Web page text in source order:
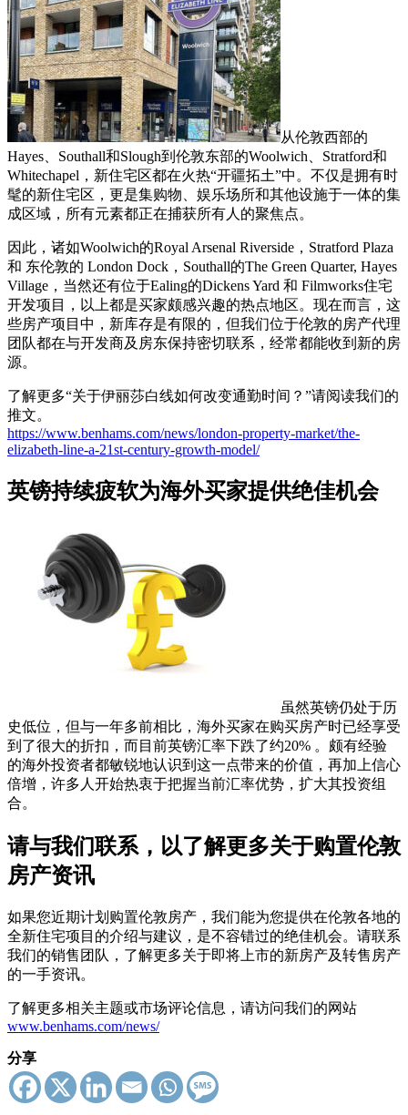
从伦敦西部的
Hayes、Southall和Slough到伦敦东部的Woolwich、Stratford和
Whitechapel，新住宅区都在火热“开疆拓土”中。不仅是拥有时
髦的新住宅区，更是集购物、娱乐场所和其他设施于一体的集
成区域，所有元素都正在捕获所有人的聚焦点。
因此，诸如Woolwich的Royal Arsenal Riverside，Stratford Plaza
和 东伦敦的 London Dock，Southall的The Green Quarter, Hayes
Village，当然还有位于Ealing的Dickens Yard 和 Filmworks住宅
开发项目，以上都是买家颇感兴趣的热点地区。现在而言，这
些房产项目中，新库存是有限的，但我们位于伦敦的房产代理
团队都在与开发商及房东保持密切联系，经常都能收到新的房
源。
了解更多“关于伊丽莎白线如何改变通勤时间？”请阅读我们的
推文。
https://www.benhams.com/news/london-property-market/the-
elizabeth-line-a-21st-century-growth-model/
英镑持续疲软为海外买家提供绝佳机会
虽然英镑仍处于历
史低位，但与一年多前相比，海外买家在购买房产时已经享受
到了很大的折扣，而目前英镑汇率下跌了约20% 。颇有经验
的海外投资者都敏锐地认识到这一点带来的价值，再加上信心
倍增，许多人开始热衷于把握当前汇率优势，扩大其投资组
合。
请与我们联系，以了解更多关于购置伦敦
房产资讯
如果您近期计划购置伦敦房产，我们能为您提供在伦敦各地的
全新住宅项目的介绍与建议，是不容错过的绝佳机会。请联系
我们的销售团队，了解更多关于即将上市的新房产及转售房产
的一手资讯。
了解更多相关主题或市场评论信息，请访问我们的网站
www.benhams.com/news/
分享